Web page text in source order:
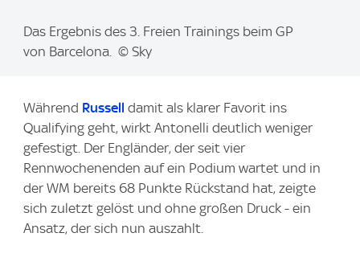
m
Das Ergebnis des 3. Freien Trainings beim GP
von Barcelona. © Sky
Während Russell damit als klarer Favorit ins
Qualifying geht, wirkt Antonelli deutlich weniger
gefestigt. Der Engländer, der seit vier
Rennwochenenden auf ein Podium wartet und in
der WM bereits 68 Punkte Rückstand hat, zeigte
sich zuletzt gelöst und ohne großen Druck - ein
Ansatz, der sich nun auszahlt.